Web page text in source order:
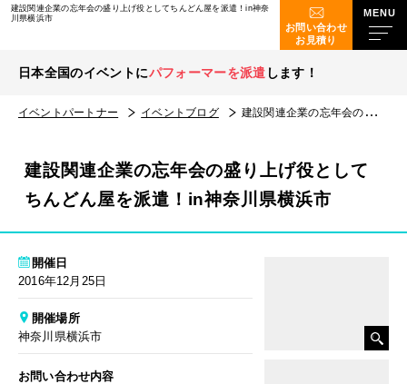
建設関連企業の忘年会の盛り上げ役としてちんどん屋を派遣！in神奈
川県横浜市
お問い合わせ
お見積り
日本全国のイベントにパフォーマーを派遣 します！
イベントパートナー イベントブログ 建設関連企業の忘年会の盛り上げ役としてちんどん屋を派遣！in神奈川県横浜市
建設関連企業の忘年会の盛り上げ役として
ちんどん屋を派遣！in神奈川県横浜市
開催日
2016年12月25日
開催場所
神奈川県横浜市
お問い合わせ内容